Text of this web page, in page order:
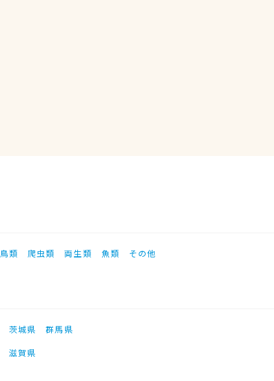
鳥類 爬虫類 両生類 魚類 その他
茨城県
群馬県
滋賀県